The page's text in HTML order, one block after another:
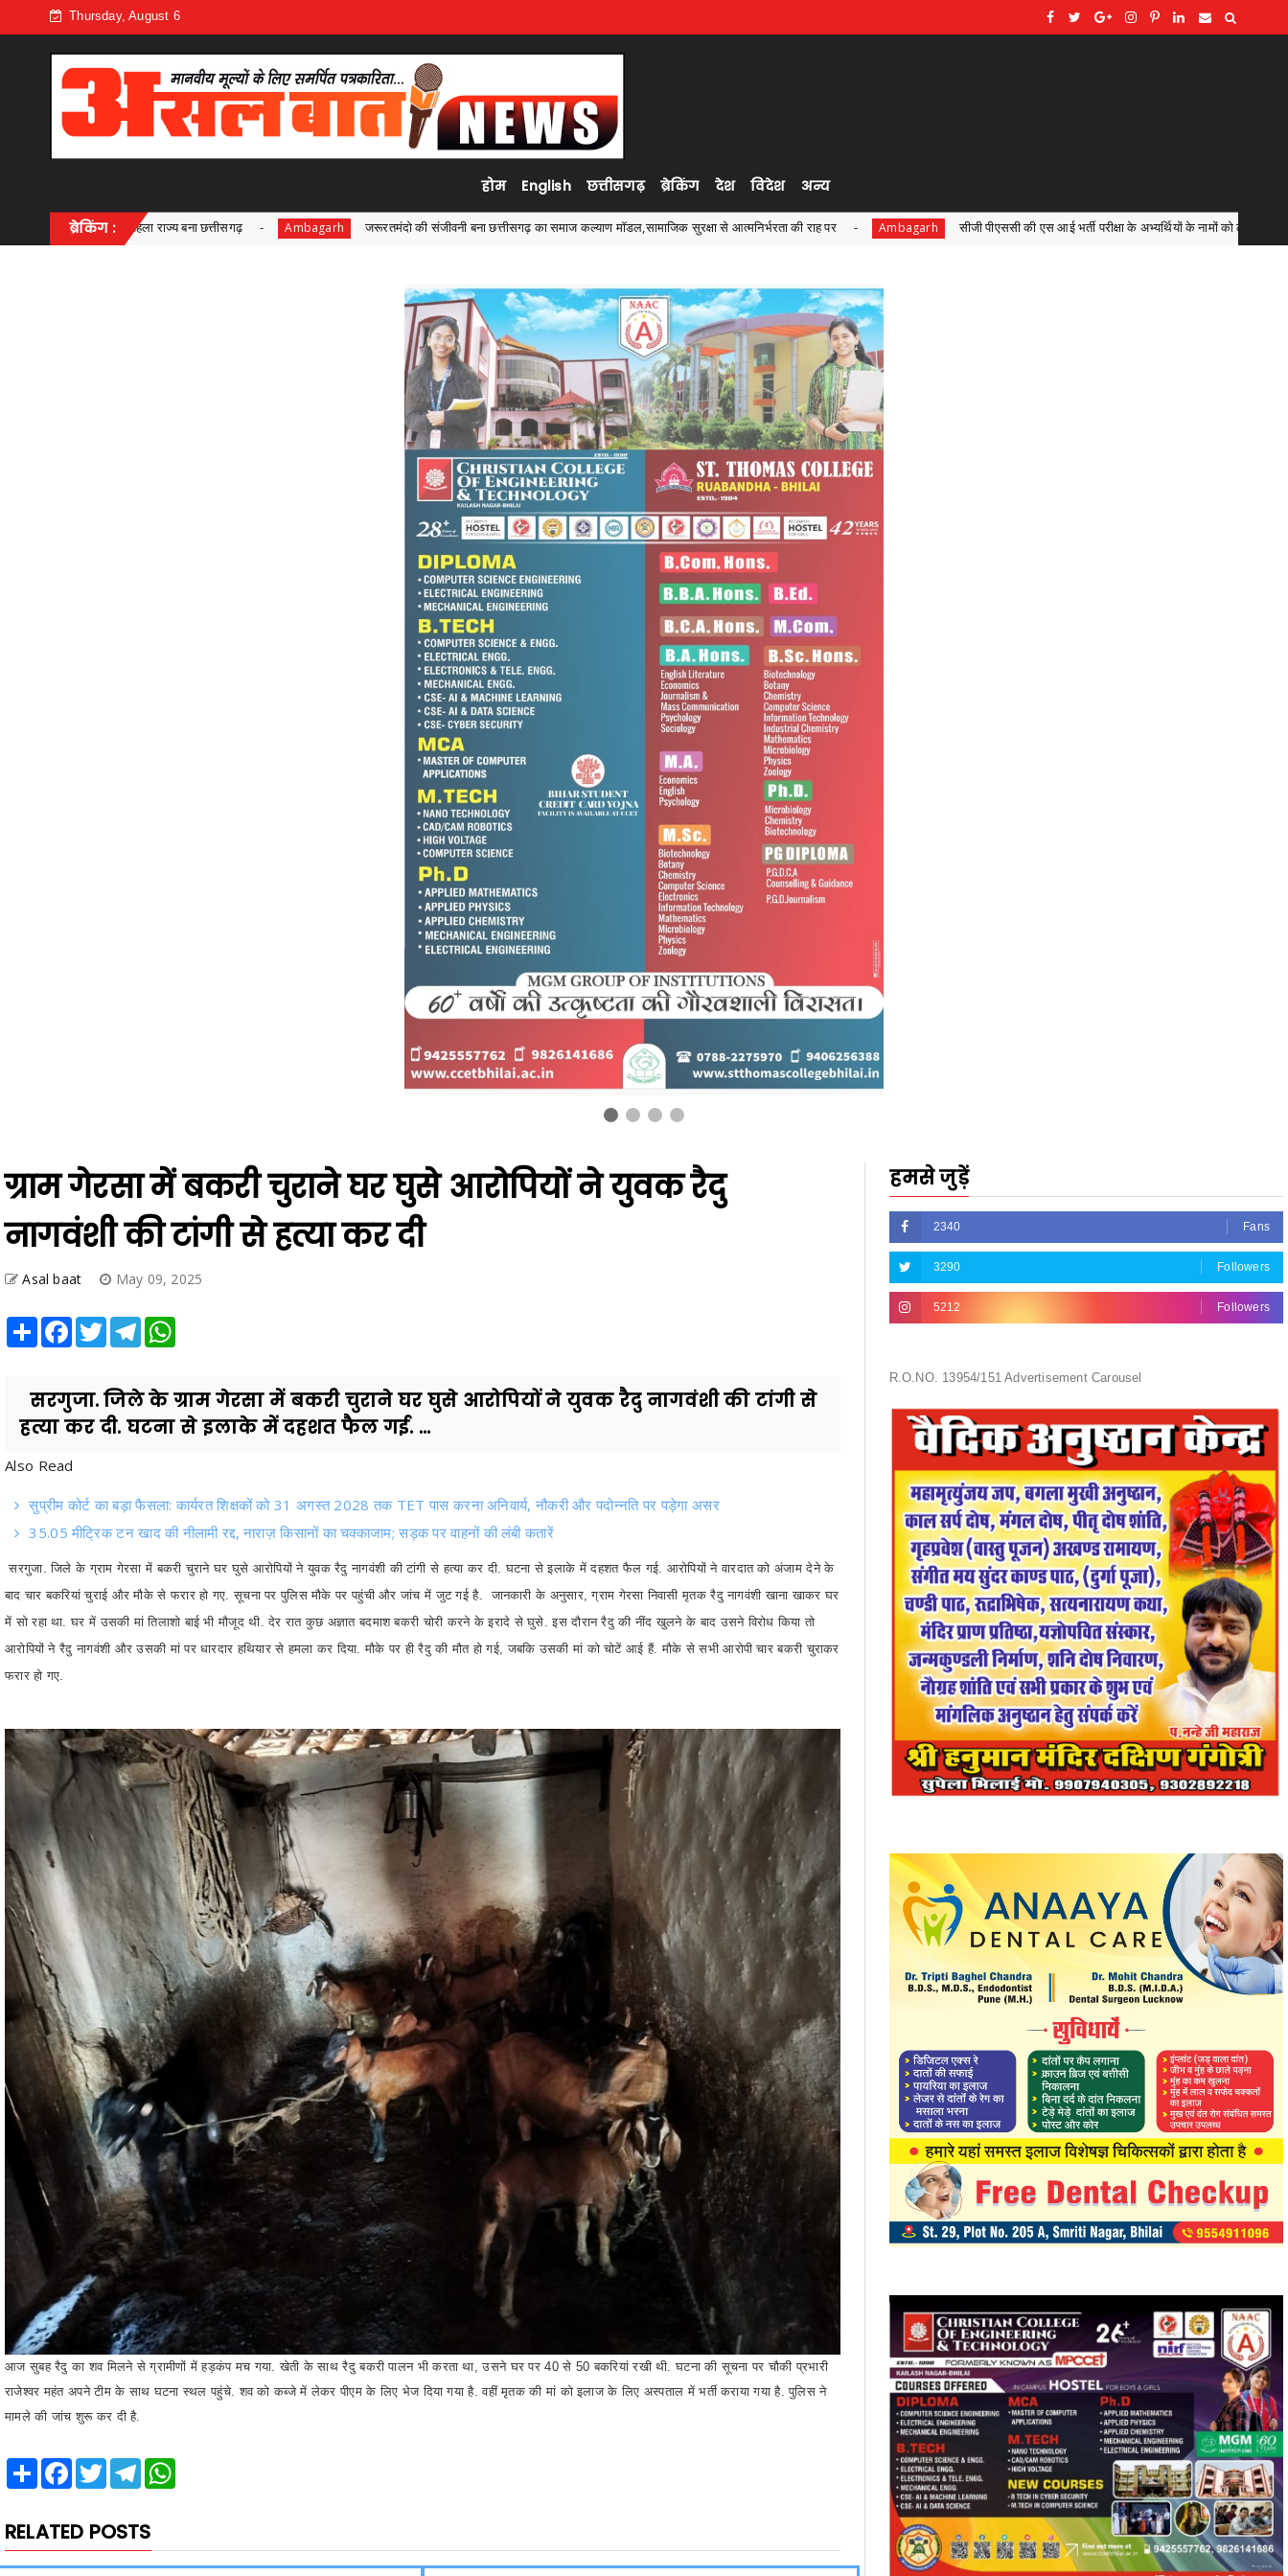
Thursday, August 6
होम English छत्तीसगढ़ ब्रेकिंग देश विदेश अन्य
ब्रेकिंग :
Ambagarh जरूरतमंदो की संजीवनी बना छत्तीसगढ़ का समाज कल्याण मॉडल,सामाजिक सुरक्षा से आत्मनिर्भरता की राह पर Ambagarh सीजी पीएससी की एस आई भर्ती परीक्षा के अभ्यर्थियों के नामों को लेकर सोशल मीडिया पर अफवाहें,केवल छत्तीसगढ़ लोक सेवा
ग्राम गेरसा में बकरी चुराने घर घुसे आरोपियों ने युवक रैदु
नागवंशी की टांगी से हत्या कर दी
Asal baat May 09, 2025
Share Facebook
Twitter Telegram
सरगुजा. जिले के ग्राम गेरसा में बकरी चुराने घर घुसे आरोपियों ने युवक रैदु नागवंशी की टांगी से
हत्या कर दी. घटना से इलाके में दहशत फैल गई. ...
Also Read
सुप्रीम कोर्ट का बड़ा फैसला: कार्यरत शिक्षकों को 31 अगस्त 2028 तक TET पास करना अनिवार्य, नौकरी और पदोन्नति पर पड़ेगा असर
35.05 मीट्रिक टन खाद की नीलामी रद्द, नाराज़ किसानों का चक्काजाम; सड़क पर वाहनों की लंबी कतारें
सरगुजा. जिले के ग्राम गेरसा में बकरी चुराने घर घुसे आरोपियों ने युवक रैदु नागवंशी की टांगी से हत्या कर दी. घटना से इलाके में दहशत फैल गई. आरोपियों ने वारदात को अंजाम देने के
बाद चार बकरियां चुराई और मौके से फरार हो गए. सूचना पर पुलिस मौके पर पहुंची और जांच में जुट गई है. जानकारी के अनुसार, ग्राम गेरसा निवासी मृतक रैदु नागवंशी खाना खाकर घर
में सो रहा था. घर में उसकी मां तिलाशो बाई भी मौजूद थी. देर रात कुछ अज्ञात बदमाश बकरी चोरी करने के इरादे से घुसे. इस दौरान रैदु की नींद खुलने के बाद उसने विरोध किया तो
आरोपियों ने रैदु नागवंशी और उसकी मां पर धारदार हथियार से हमला कर दिया. मौके पर ही रैदु की मौत हो गई, जबकि उसकी मां को चोटें आई हैं. मौके से सभी आरोपी चार बकरी चुराकर
फरार हो गए.
आज सुबह रैदु का शव मिलने से ग्रामीणों में हड़कंप मच गया. खेती के साथ रैदु बकरी पालन भी करता था, उसने घर पर 40 से 50 बकरियां रखी थी. घटना की सूचना पर चौकी प्रभारी
राजेश्वर महंत अपने टीम के साथ घटना स्थल पहुंचे. शव को कब्जे में लेकर पीएम के लिए भेज दिया गया है. वहीं मृतक की मां को इलाज के लिए अस्पताल में भर्ती कराया गया है. पुलिस ने
मामले की जांच शुरू कर दी है.
Share Facebook
Twitter Telegram
RELATED POSTS
हमसे जुड़ें
2340 Fans
3290 Followers
5212 Followers
R.O.NO. 13954/151 Advertisement Carousel